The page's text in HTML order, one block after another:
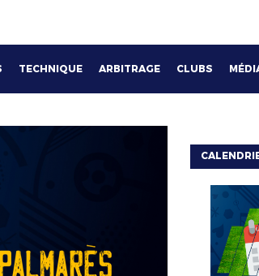
TECHNIQUE ARBITRAGE CLUBS